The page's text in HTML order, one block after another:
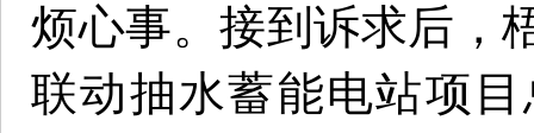
烦心事。接到诉求后，
联动抽水蓄能电站项